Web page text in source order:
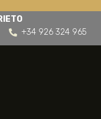
+34 926 324 965